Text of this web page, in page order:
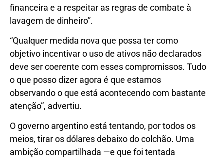
financeira e a respeitar as regras de combate à
lavagem de dinheiro”.
“Qualquer medida nova que possa ter como
objetivo incentivar o uso de ativos não declarados
deve ser coerente com esses compromissos. Tudo
o que posso dizer agora é que estamos
observando o que está acontecendo com bastante
atenção”, advertiu.
O governo argentino está tentando, por todos os
meios, tirar os dólares debaixo do colchão. Uma
ambição compartilhada —e que foi tentada